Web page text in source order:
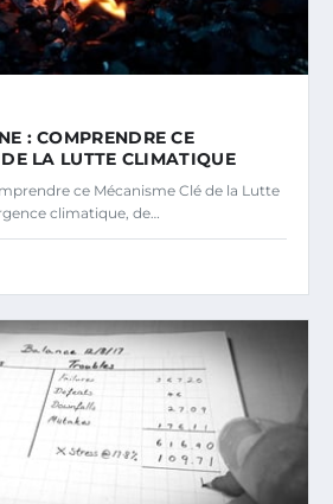
: COMPRENDRE CE
LA LUTTE CLIMATIQUE
ce Mécanisme Clé de la Lutte
climatique, de…